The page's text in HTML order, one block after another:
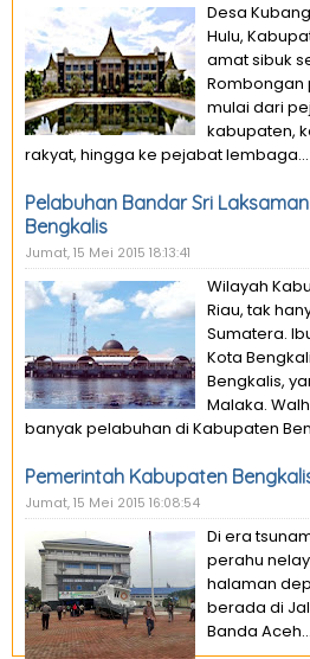
Desa
Hulu,
amat sibuk
mulai dari
kabupaten,
rakyat, hingga ke pejabat lembaga...
Pelabuhan Bandar Sri
Bengkalis
Jumat, 15 Mei 2015 18:13:41
Wilayah
Riau, tak
Sumatera.
Kota
Bengkalis,
Malaka.
banyak pelabuhan di Kabupaten
Pemerintah Kabupaten
Jumat, 15 Mei 2015 16:08:54
Di era
perahu
halaman
berada di
Banda